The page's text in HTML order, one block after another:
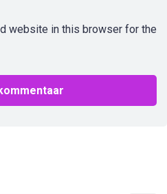
website in this browser for the